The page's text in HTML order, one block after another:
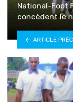
National-Foot
concèdent le
ARTICLE